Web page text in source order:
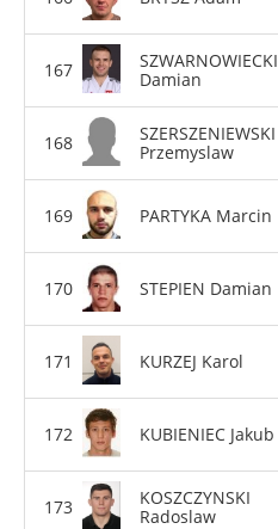
SZWARNOWIECKI
Damian
SZERSZENIEWSKI
Przemyslaw
PARTYKA Marcin
STEPIEN Damian
KURZEJ Karol
KUBIENIEC Jakub
KOSZCZYNSKI
Radoslaw